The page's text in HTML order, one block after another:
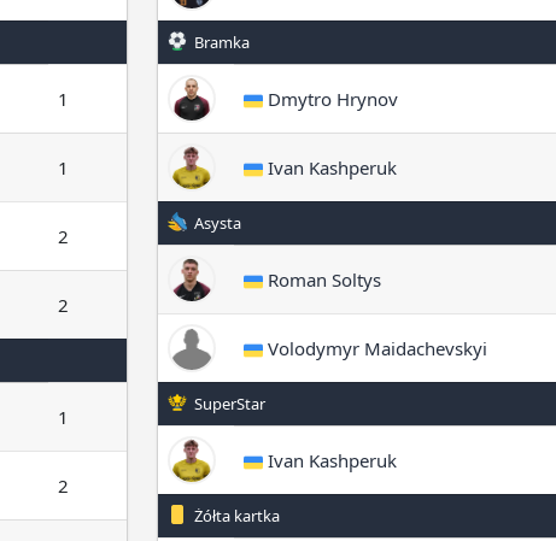
1
1
2
2
1
2
Bramka
Dmytro Hrynov
Ivan Kashperuk
Asysta
Roman Soltys
Volodymyr Maidachevskyi
SuperStar
Ivan Kashperuk
Żółta kartka